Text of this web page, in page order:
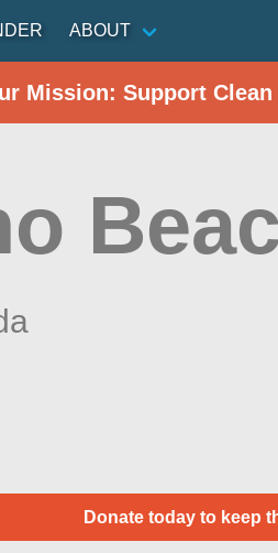
ABOUT
Mission: Support Clean
Donate today to keep